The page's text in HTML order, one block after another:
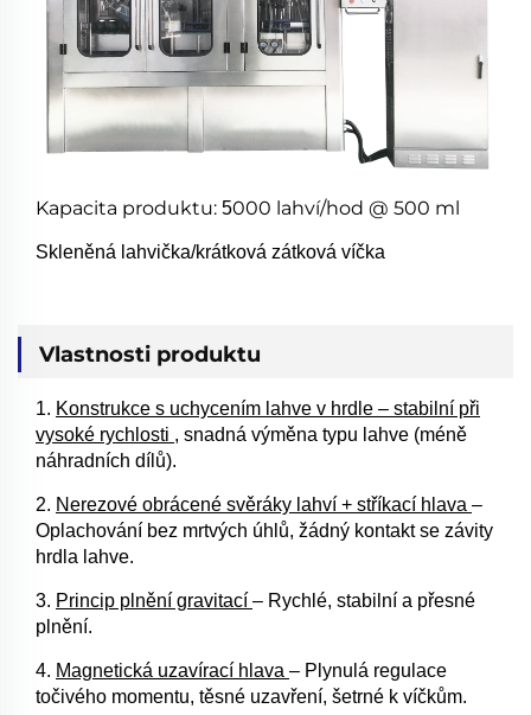
Kapacita produktu: 5000 lahví/hod @ 500 ml
Skleněná lahvička/krátková zátková víčka
Vlastnosti produktu
1. Konstrukce s uchycením lahve v hrdle – stabilní při
vysoké rychlosti , snadná výměna typu lahve (méně
náhradních dílů).
2. Nerezové obrácené svěráky lahví + stříkací hlava –
Oplachování bez mrtvých úhlů, žádný kontakt se závity
hrdla lahve.
3. Princip plnění gravitací – Rychlé, stabilní a přesné
plnění.
4. Magnetická uzavírací hlava – Plynulá regulace
točivého momentu, těsné uzavření, šetrné k víčkům.